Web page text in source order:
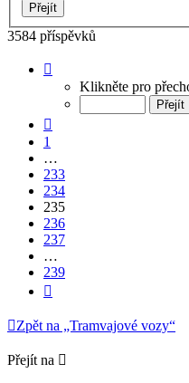
3584 příspěvků
235
Klikněte pro
1
…
233
234
235
236
237
…
239
Zpět na „Tramvajové vozy“
Přejít na